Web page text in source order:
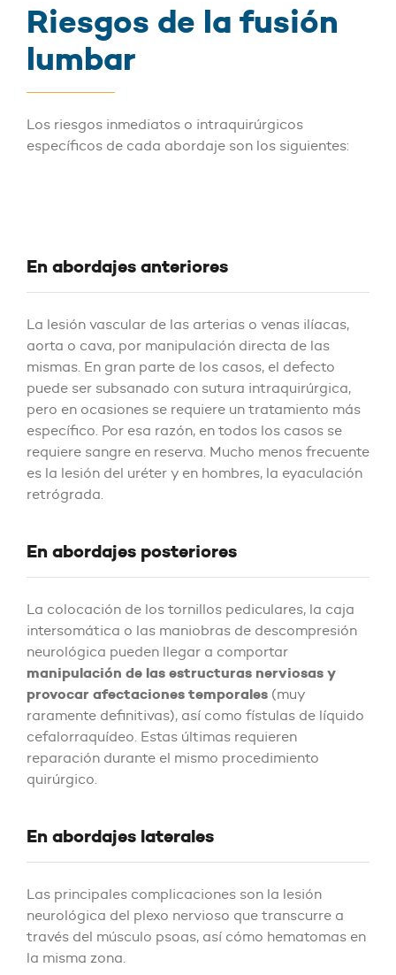
Riesgos de la fusión
lumbar
Los riesgos inmediatos o intraquirúrgicos
específicos de cada abordaje son los siguientes:
En abordajes anteriores
La lesión vascular de las arterias o venas ilíacas,
aorta o cava, por manipulación directa de las
mismas. En gran parte de los casos, el defecto
puede ser subsanado con sutura intraquirúrgica,
pero en ocasiones se requiere un tratamiento más
específico. Por esa razón, en todos los casos se
requiere sangre en reserva. Mucho menos frecuente
es la lesión del uréter y en hombres, la eyaculación
retrógrada.
En abordajes posteriores
La colocación de los tornillos pediculares, la caja
intersomática o las maniobras de descompresión
neurológica pueden llegar a comportar
manipulación de las estructuras nerviosas y
provocar afectaciones temporales (muy
raramente definitivas), así como fístulas de líquido
cefalorraquídeo. Estas últimas requieren
reparación durante el mismo procedimiento
quirúrgico.
En abordajes laterales
Las principales complicaciones son la lesión
neurológica del plexo nervioso que transcurre a
través del músculo psoas, así cómo hematomas en
la misma zona.